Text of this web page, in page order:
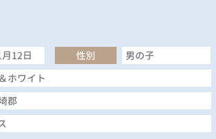
12日 性別
男の子
ホワイト
郡